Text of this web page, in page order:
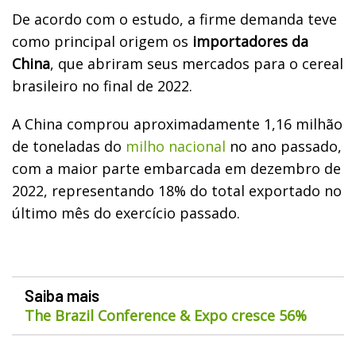
De acordo com o estudo, a firme demanda teve
como principal origem os importadores da
China, que abriram seus mercados para o cereal
brasileiro no final de 2022.
A China comprou aproximadamente 1,16 milhão
de toneladas do milho nacional no ano passado,
com a maior parte embarcada em dezembro de
2022, representando 18% do total exportado no
último mês do exercício passado.
Saiba mais
The Brazil Conference & Expo cresce 56%